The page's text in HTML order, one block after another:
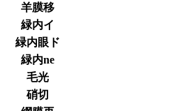
羊膜移
緑内イ
緑内眼ド
緑内ne
毛光
硝切